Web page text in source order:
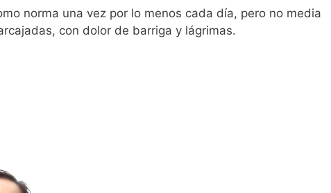
norma una vez por lo menos cada día, pero no media
con dolor de barriga y lágrimas.